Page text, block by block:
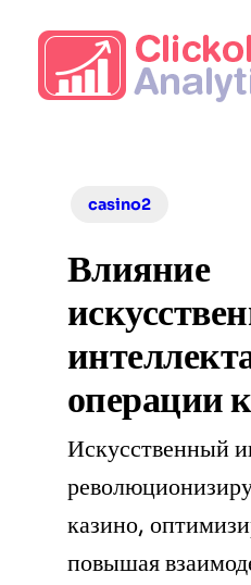
content
casino2
Влияние
операции
Искусственный
казино,
повышая